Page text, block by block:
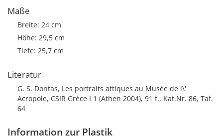
Maße
Breite: 24 cm
Höhe: 29,5 cm
Tiefe: 25,7 cm
Literatur
G. S. Dontas, Les portraits attiques au Musée de l\'
Acropole, CSIR Grèce I 1 (Athen 2004), 91 f., Kat.Nr. 86, Taf.
64
Information zur Plastik